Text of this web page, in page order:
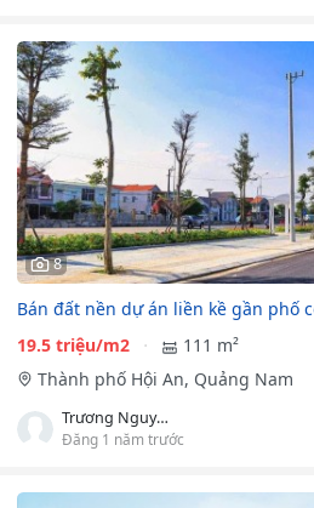
8
Bán đất nền dự án liền kề gần phố
19.5 triệu/m2
111 m²
Thành phố Hội An, Quảng Nam
Trương Nguyễn Quỳnh Như
Đăng 1 năm trước